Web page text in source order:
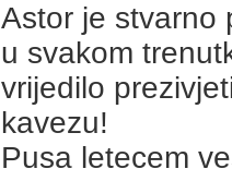
Astor je stvarno
u svakom
vrijedilo
kavezu!
Pusa letecem